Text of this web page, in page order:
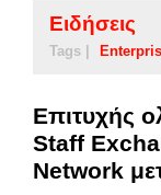
Ειδήσεις
Tags |
Επιτυχής
Staff
Network